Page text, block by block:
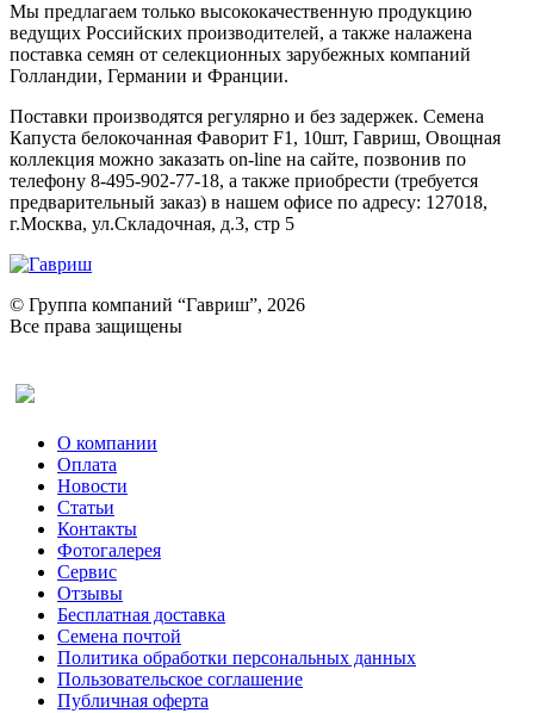
Мы предлагаем только высококачественную продукцию
ведущих Российских производителей, а также налажена
поставка семян от селекционных зарубежных компаний
Голландии, Германии и Франции.
Поставки производятся регулярно и без задержек. Семена
Капуста белокочанная Фаворит F1, 10шт, Гавриш, Овощная
коллекция можно заказать on-line на сайте, позвонив по
телефону 8-495-902-77-18, а также приобрести (требуется
предварительный заказ) в нашем офисе по адресу: 127018,
г.Москва, ул.Складочная, д.3, стр 5
© Группа компаний “Гавриш”, 2026
Все права защищены
О компании
Оплата
Новости
Статьи
Контакты
Фотогалерея​
Сервис
Отзывы
Бесплатная доставка
Семена почтой
Политика обработки персональных данных
Пользовательское соглашение
Публичная оферта